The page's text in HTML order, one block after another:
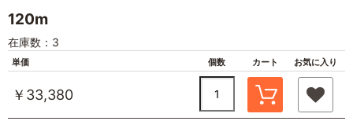
120m
在庫数：3
単価 個数 カート お気に入り
￥33,380